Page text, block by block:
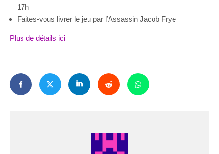
17h
Faites-vous livrer le jeu par l’Assassin Jacob Frye
Plus de détails ici.